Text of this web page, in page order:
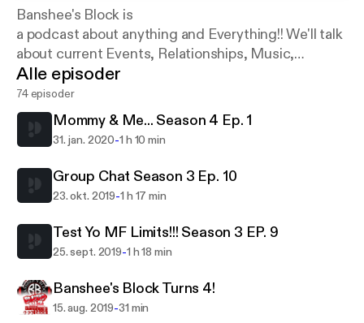
Banshee's Block is
a podcast about anything and Everything!! We'll talk
about current Events, Relationships, Music,
fashion, etc. Hope you all enjoy!! And welcome to
the block!
Alle episoder
74 episoder
Mommy & Me... Season 4 Ep. 1
31. jan. 2020-1 h 10 min
Group Chat Season 3 Ep. 10
23. okt. 2019-1 h 17 min
Test Yo MF Limits!!! Season 3 EP. 9
25. sept. 2019-1 h 18 min
Banshee's Block Turns 4!
15. aug. 2019-31 min